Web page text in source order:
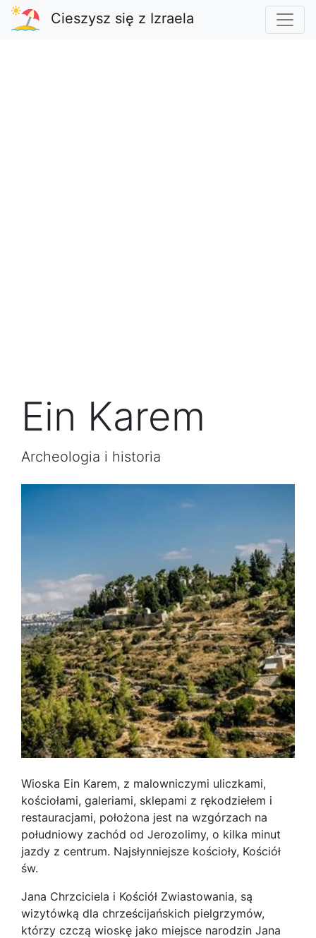
Cieszysz się z Izraela
Ein Karem
Archeologia i historia
Wioska Ein Karem, z malowniczymi uliczkami,
kościołami, galeriami, sklepami z rękodziełem i
restauracjami, położona jest na wzgórzach na
południowy zachód od Jerozolimy, o kilka minut
jazdy z centrum. Najsłynniejsze kościoły, Kościół
św.
Jana Chrzciciela i Kościół Zwiastowania, są
wizytówką dla chrześcijańskich pielgrzymów,
którzy czczą wioskę jako miejsce narodzin Jana